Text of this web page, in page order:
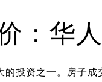
：华
的投资之一。房子